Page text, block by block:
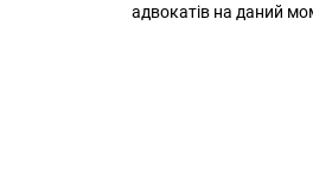
адвокатів на даний